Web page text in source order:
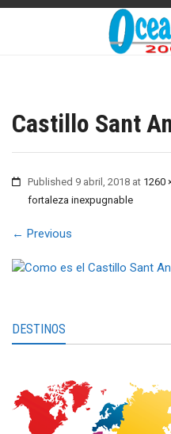
Castillo Sant
Published 9 abril, 2018 at 1260
fortaleza inexpugnable
← Previous
DESTINOS